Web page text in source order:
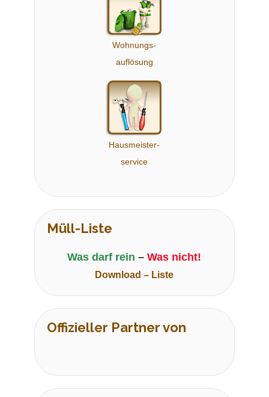
Wohnungs-
auflösung
Hausmeister-
service
Müll-Liste
Was darf rein –Was nicht!
Download – Liste
Offizieller Partner von